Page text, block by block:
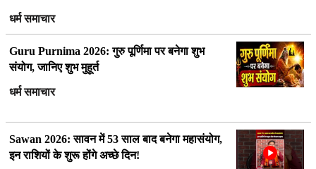
धर्म समाचार
Guru Purnima 2026: गुरु पूर्णिमा पर बनेगा शुभ
संयोग, जानिए शुभ मुहूर्त
धर्म समाचार
Sawan 2026: सावन में 53 साल बाद बनेगा महासंयोग,
इन राशियों के शुरू होंगे अच्छे दिन!